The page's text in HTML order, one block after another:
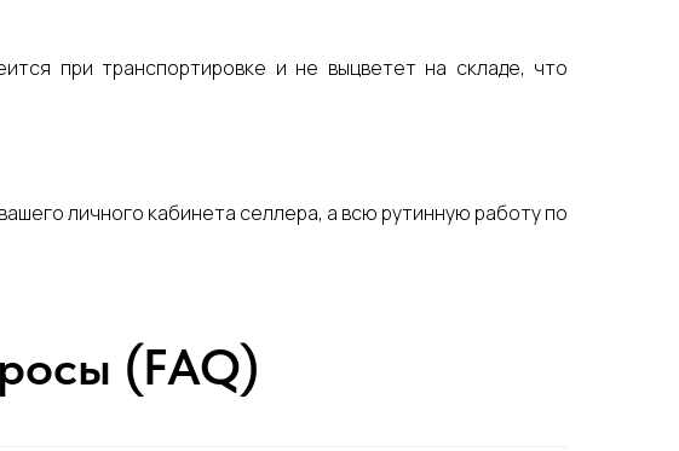
при транспортировке и не выцветет на складе, что
личного кабинета селлера, а всю рутинную работу по
(FAQ)